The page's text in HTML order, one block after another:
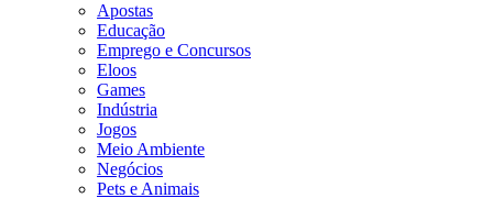
Apostas
Educação
Emprego e Concursos
Eloos
Games
Indústria
Jogos
Meio Ambiente
Negócios
Pets e Animais